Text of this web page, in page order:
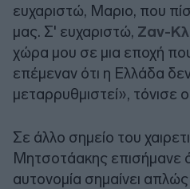
ευχαριστώ, Μαριο, που
μας. Σ' ευχαριστώ, Ζαν-
χώρα μου σε μια εποχή
επέμεναν ότι η Ελλάδα
μεταρρυθμιστεί»,
Σε άλλο σημείο του
Μητσοτάακης επισήμανε
αυτονομία σημαίνει